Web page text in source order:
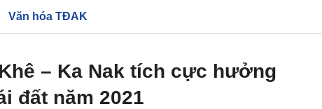
Văn hóa TĐAK
– Ka Nak tích cực hưởng
đất năm 2021